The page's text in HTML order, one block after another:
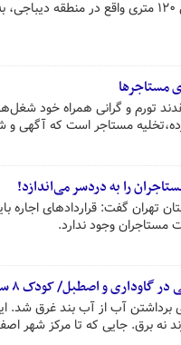
مستاجرها
تورم و گرانی همراه خود
مستاجر است که آگهی
را به دردسر می‌اندازد!
تهران گفت: قراردادهای
مستاجران وجود ندارد.
آب از آب‌ بند غرق شد.
جایی که تا مرکز شهر اصفهان کمتر از ۱۰